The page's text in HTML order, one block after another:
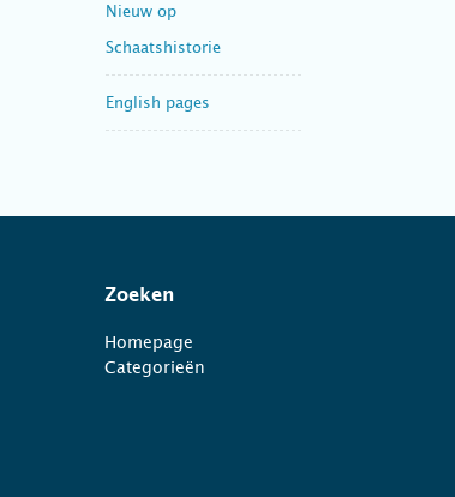
Nieuw op
Schaatshistorie
English pages
Zoeken
Homepage
Categorieën